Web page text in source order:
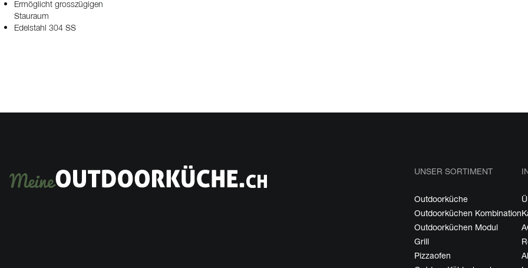
Ermöglicht grosszügigen
Stauraum
Edelstahl 304 SS
UNSER SORTIMENT
Outdoorküche
Outdoorküchen Kombination
Outdoorküchen Modul
Grill
Pizzaofen